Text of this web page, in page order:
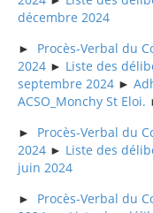
décembre 2024
► Procès-Verbal du
2024 ► Liste des
septembre 2024 ►
ACSO_Monchy St Eloi.
► Procès-Verbal du
2024 ► Liste des
juin 2024
► Procès-Verbal du